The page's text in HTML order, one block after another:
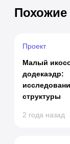
Проект
Малый
додекаэдр:
структуры
2 года назад